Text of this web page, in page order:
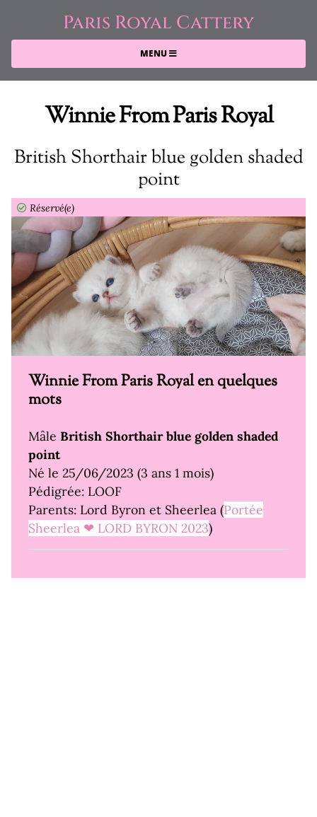
Paris Royal Cattery
MENU
Winnie From Paris Royal
British Shorthair blue golden shaded
point
Réservé(e)
Winnie From Paris Royal en quelques
mots
Mâle British Shorthair blue golden shaded
point
Né le 25/06/2023 (3 ans 1 mois)
Pédigrée: LOOF
Parents: Lord Byron et Sheerlea (Portée
Sheerlea ❤ LORD BYRON 2023)